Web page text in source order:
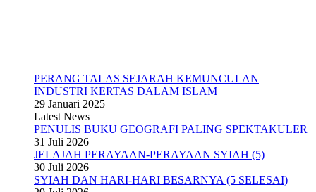
PERANG TALAS SEJARAH KEMUNCULAN
INDUSTRI KERTAS DALAM ISLAM
29 Januari 2025
Latest News
PENULIS BUKU GEOGRAFI PALING SPEKTAKULER
31 Juli 2026
JELAJAH PERAYAAN-PERAYAAN SYIAH (5)
30 Juli 2026
SYIAH DAN HARI-HARI BESARNYA (5 SELESAI)